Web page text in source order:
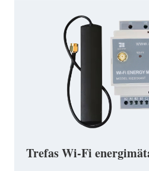
Trefas Wi-Fi